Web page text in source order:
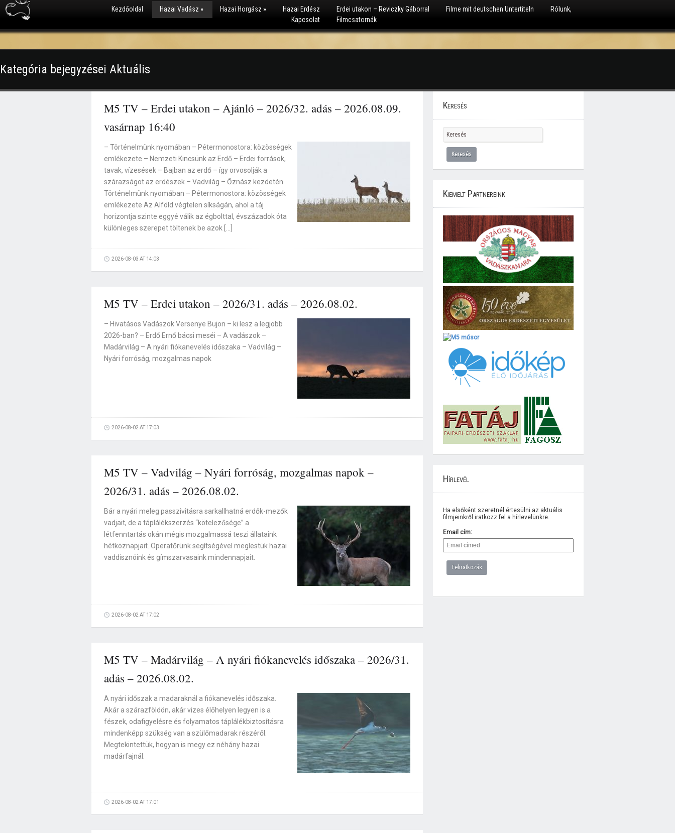
Kezdőoldal Hazai Vadász » Hazai Horgász » Hazai Erdész Erdei utakon – Reviczky Gáborral Filme mit deutschen Untertiteln
Rólunk,
Kapcsolat
Filmcsatornák
Kategória bejegyzései Aktuális
M5 TV – Erdei utakon – Ajánló – 2026/32. adás – 2026.08.09.
vasárnap 16:40
– Történelmünk nyomában – Pétermonostora: közösségek
emlékezete – Nemzeti Kincsünk az Erdő – Erdei források,
tavak, vízesések – Bajban az erdő – így orvosolják a
szárazságot az erdészek – Vadvilág – Őznász kezdetén
Történelmünk nyomában – Pétermonostora: közösségek
emlékezete Az Alföld végtelen síkságán, ahol a táj
horizontja szinte eggyé válik az égbolttal, évszázadok óta
különleges szerepet töltenek be azok […]
2026-08-03 AT 14:03
M5 TV – Erdei utakon – 2026/31. adás – 2026.08.02.
– Hivatásos Vadászok Versenye Bujon – ki lesz a legjobb
2026-ban? – Erdő Ernő bácsi meséi – A vadászok –
Madárvilág – A nyári fiókanevelés időszaka – Vadvilág –
Nyári forróság, mozgalmas napok
2026-08-02 AT 17:03
M5 TV – Vadvilág – Nyári forróság, mozgalmas napok –
2026/31. adás – 2026.08.02.
Bár a nyári meleg passzivitásra sarkallhatná erdők-mezők
vadjait, de a táplálékszerzés “kötelezősége” a
létfenntartás okán mégis mozgalmassá teszi állataink
hétköznapjait. Operatőrünk segítségével meglestük hazai
vaddisznóink és gímszarvasaink mindennapjait.
2026-08-02 AT 17:02
M5 TV – Madárvilág – A nyári fiókanevelés időszaka – 2026/31.
adás – 2026.08.02.
A nyári időszak a madaraknál a fiókanevelés időszaka.
Akár a szárazföldön, akár vizes élőhelyen legyen is a
fészek, odafigyelésre és folyamatos táplálékbiztosításra
mindenképp szükség van a szülőmadarak részéről.
Megtekintettük, hogyan is megy ez néhány hazai
madárfajnál.
2026-08-02 AT 17:01
Keresés
Kiemelt Partnereink
Hírlevél
Ha elsőként szeretnél értesülni az aktuális
filmjeinkről iratkozz fel a hírlevelünkre.
Email cím: